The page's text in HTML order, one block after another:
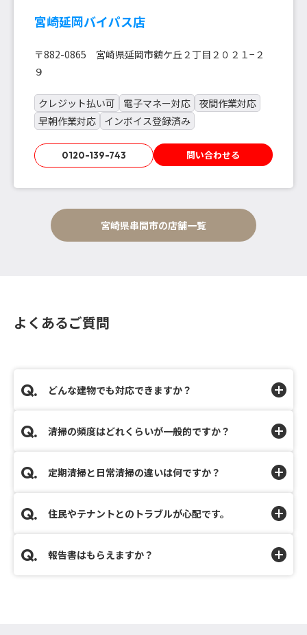
宮崎延岡バイパス店
〒882-0865 宮崎県延岡市鶴ケ丘２丁目２０２１−２
９
クレジット払い可 電子マネー対応
夜間作業対応
早朝作業対応
インボイス登録済み
0120-139-743 問い合わせる
宮崎県串間市の店舗一覧
よくあるご質問
どんな建物でも対応できますか？
清掃の頻度はどれくらいが一般的ですか？
定期清掃と日常清掃の違いは何ですか？
住民やテナントとのトラブルが心配です。
報告書はもらえますか？